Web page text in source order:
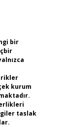
bir
kurum
taslak